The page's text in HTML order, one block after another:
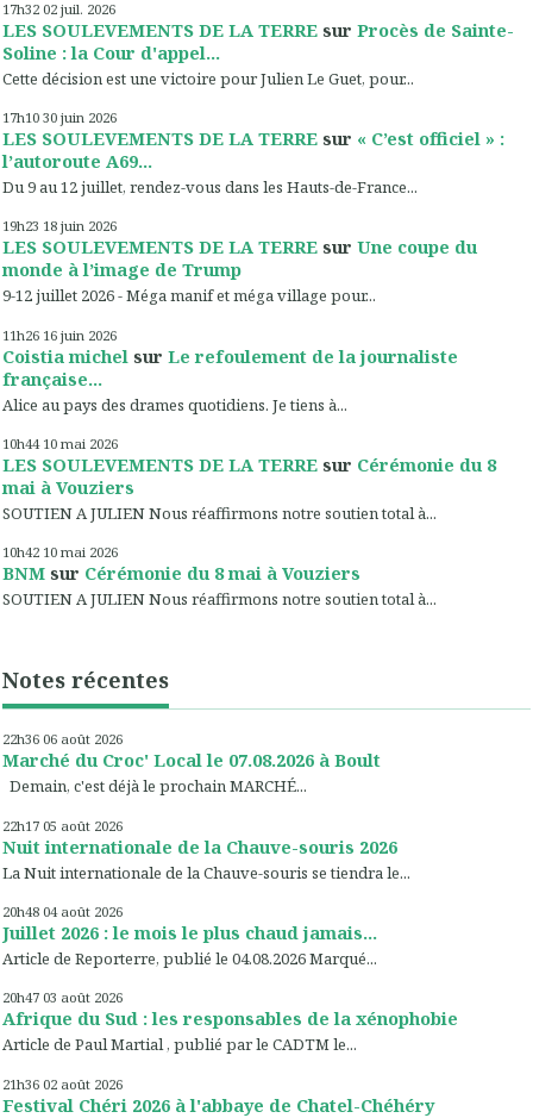
17h32 02 juil. 2026
LES SOULEVEMENTS DE LA TERRE sur Procès de Sainte-
Soline : la Cour d'appel...
Cette décision est une victoire pour Julien Le Guet, pour...
17h10 30 juin 2026
LES SOULEVEMENTS DE LA TERRE sur « C’est officiel » :
l’autoroute A69...
Du 9 au 12 juillet, rendez-vous dans les Hauts-de-France...
19h23 18 juin 2026
LES SOULEVEMENTS DE LA TERRE sur Une coupe du
monde à l’image de Trump
9-12 juillet 2026 - Méga manif et méga village pour...
11h26 16 juin 2026
Coistia michel sur Le refoulement de la journaliste
française...
Alice au pays des drames quotidiens. Je tiens à...
10h44 10 mai 2026
LES SOULEVEMENTS DE LA TERRE sur Cérémonie du 8
mai à Vouziers
SOUTIEN A JULIEN Nous réaffirmons notre soutien total à...
10h42 10 mai 2026
BNM sur Cérémonie du 8 mai à Vouziers
SOUTIEN A JULIEN Nous réaffirmons notre soutien total à...
Notes récentes
22h36 06 août 2026
Marché du Croc' Local le 07.08.2026 à Boult
Demain, c'est déjà le prochain MARCHÉ...
22h17 05 août 2026
Nuit internationale de la Chauve-souris 2026
La Nuit internationale de la Chauve-souris se tiendra le...
20h48 04 août 2026
Juillet 2026 : le mois le plus chaud jamais...
Article de Reporterre, publié le 04.08.2026 Marqué...
20h47 03 août 2026
Afrique du Sud : les responsables de la xénophobie
Article de Paul Martial , publié par le CADTM le...
21h36 02 août 2026
Festival Chéri 2026 à l'abbaye de Chatel-Chéhéry